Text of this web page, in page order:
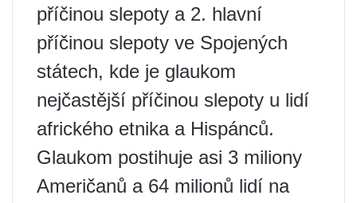
příčinou slepoty a 2. hlavní
příčinou slepoty ve Spojených
státech, kde je glaukom
nejčastější příčinou slepoty u lidí
afrického etnika a Hispánců.
Glaukom postihuje asi 3 miliony
Američanů a 64 milionů lidí na